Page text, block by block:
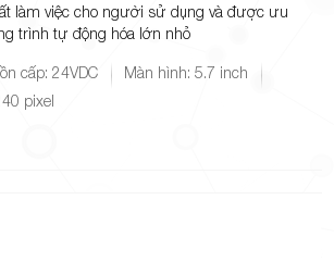
làm việc cho người sử dụng và được ưu
trình tự động hóa lớn nhỏ
cấp: 24VDC
Màn hình: 5.7 inch
pixel